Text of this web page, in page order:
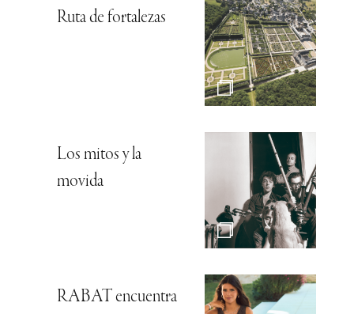
Ruta de fortalezas
Los mitos y la
movida
RABAT encuentra